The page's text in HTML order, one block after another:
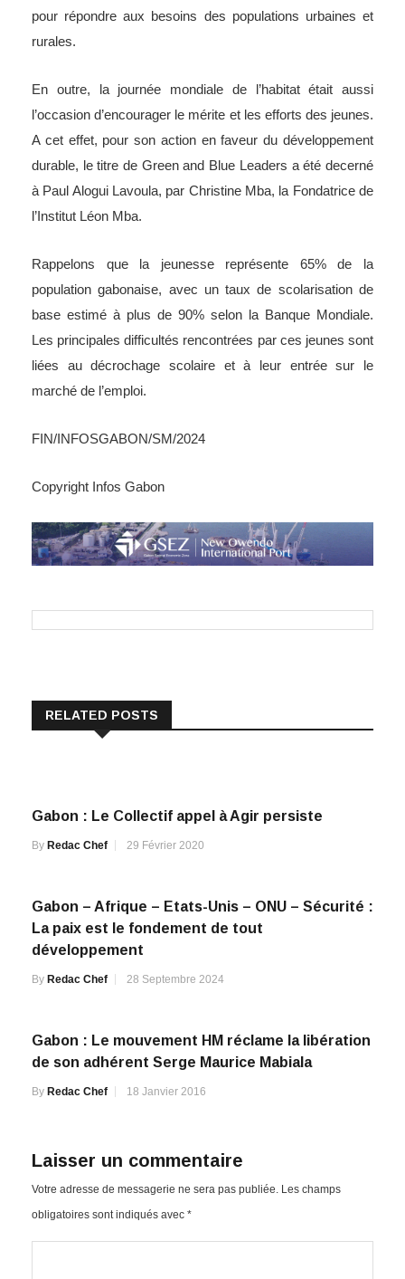
pour répondre aux besoins des populations urbaines et
rurales.
En outre, la journée mondiale de l’habitat était aussi
l’occasion d’encourager le mérite et les efforts des jeunes.
A cet effet, pour son action en faveur du développement
durable, le titre de Green and Blue Leaders a été decerné
à Paul Alogui Lavoula, par Christine Mba, la Fondatrice de
l’Institut Léon Mba.
Rappelons que la jeunesse représente 65% de la
population gabonaise, avec un taux de scolarisation de
base estimé à plus de 90% selon la Banque Mondiale.
Les principales difficultés rencontrées par ces jeunes sont
liées au décrochage scolaire et à leur entrée sur le
marché de l’emploi.
FIN/INFOSGABON/SM/2024
Copyright Infos Gabon
RELATED POSTS
Gabon : Le Collectif appel à Agir persiste
By Redac Chef 29 Février 2020
Gabon – Afrique – Etats-Unis – ONU – Sécurité :
La paix est le fondement de tout
développement
By Redac Chef 28 Septembre 2024
Gabon : Le mouvement HM réclame la libération
de son adhérent Serge Maurice Mabiala
By Redac Chef 18 Janvier 2016
Laisser un commentaire
Votre adresse de messagerie ne sera pas publiée. Les champs
obligatoires sont indiqués avec *